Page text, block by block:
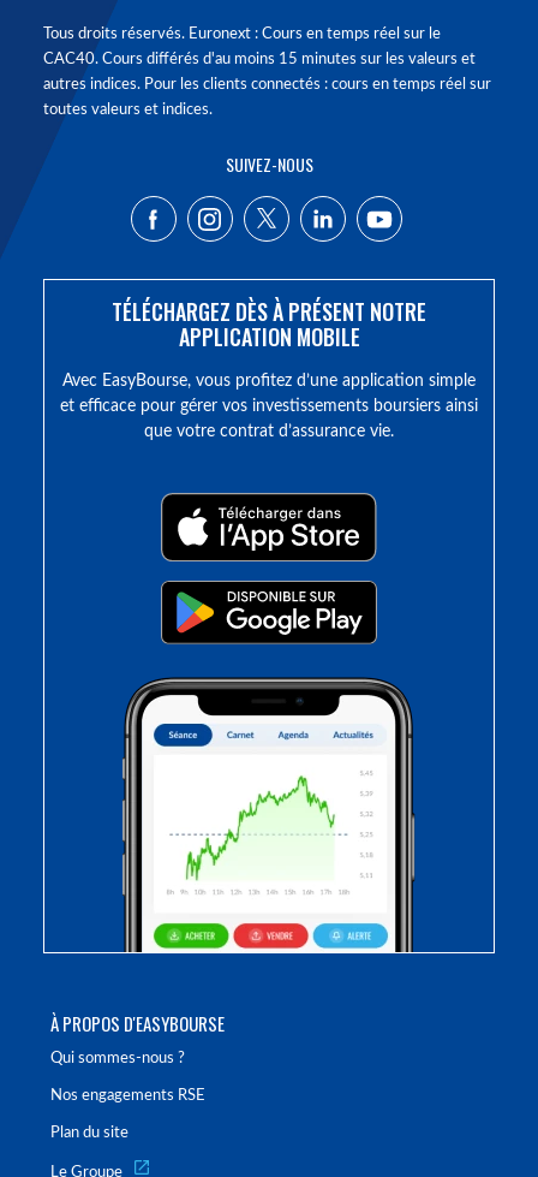
À PROPOS D'EASYBOURSE
Qui sommes-nous ?
Nos engagements RSE
Plan du site
Le Groupe
Tous droits réservés. Euronext : Cours en temps réel sur le
CAC40. Cours différés d'au moins 15 minutes sur les valeurs et
autres indices. Pour les clients connectés : cours en temps réel sur
toutes valeurs et indices.
SUIVEZ-NOUS
TÉLÉCHARGEZ DÈS À PRÉSENT NOTRE
APPLICATION MOBILE
Avec EasyBourse, vous profitez d’une application simple
et efficace pour gérer vos investissements boursiers ainsi
que votre contrat d’assurance vie.